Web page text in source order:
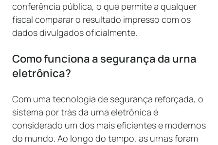
conferência pública, o que permite a qualquer
fiscal comparar o resultado impresso com os
dados divulgados oficialmente.
Como funciona a segurança da urna
eletrônica?
Com uma tecnologia de segurança reforçada, o
sistema por trás da urna eletrônica é
considerado um dos mais eficientes e modernos
do mundo. Ao longo do tempo, as urnas foram